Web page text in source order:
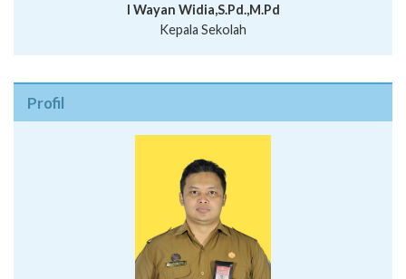
I Wayan Widia,S.Pd.,M.Pd
Kepala Sekolah
Profil